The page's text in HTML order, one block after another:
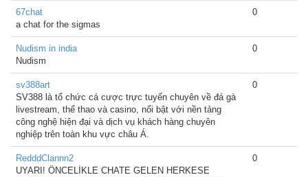
67chat
a chat for the sigmas
0
Nudism in india
Nudism
0
sv388art
SV388 là tổ chức cá cược trực tuyến chuyên về đá gà
livestream, thể thao và casino, nổi bật với nền tảng
công nghệ hiện đại và dịch vụ khách hàng chuyên
nghiệp trên toàn khu vực châu Á.
0
RedddClannn2
UYARI! ÖNCELİKLE CHATE GELEN HERKESE
0